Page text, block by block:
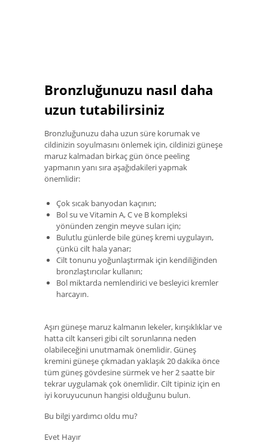
Bronzluğunuzu nasıl daha
uzun tutabilirsiniz
Bronzluğunuzu daha uzun süre korumak ve
cildinizin soyulmasını önlemek için, cildinizi güneşe
maruz kalmadan birkaç gün önce peeling
yapmanın yanı sıra aşağıdakileri yapmak
önemlidir:
Çok sıcak banyodan kaçının;
Bol su ve Vitamin A, C ve B kompleksi
yönünden zengin meyve suları için;
Bulutlu günlerde bile güneş kremi uygulayın,
çünkü cilt hala yanar;
Cilt tonunu yoğunlaştırmak için kendiliğinden
bronzlaştırıcılar kullanın;
Bol miktarda nemlendirici ve besleyici kremler
harcayın.
Aşırı güneşe maruz kalmanın lekeler, kırışıklıklar ve
hatta cilt kanseri gibi cilt sorunlarına neden
olabileceğini unutmamak önemlidir. Güneş
kremini güneşe çıkmadan yaklaşık 20 dakika önce
tüm güneş gövdesine sürmek ve her 2 saatte bir
tekrar uygulamak çok önemlidir. Cilt tipiniz için en
iyi koruyucunun hangisi olduğunu bulun.
Bu bilgi yardımcı oldu mu?
Evet Hayır